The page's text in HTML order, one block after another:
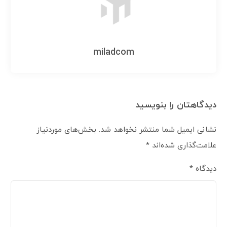
miladcom
را بنویسید
شما منتشر نخواهد شد. بخش‌های موردنیاز
شده‌اند*